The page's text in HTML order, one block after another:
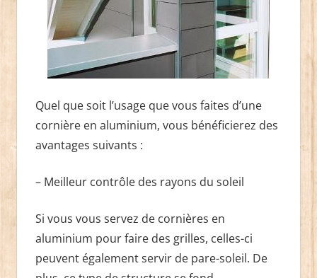
Quel que soit l’usage que vous faites d’une
cornière en aluminium, vous bénéficierez des
avantages suivants :
– Meilleur contrôle des rayons du soleil
Si vous vous servez de cornières en
aluminium pour faire des grilles, celles-ci
peuvent également servir de pare-soleil. De